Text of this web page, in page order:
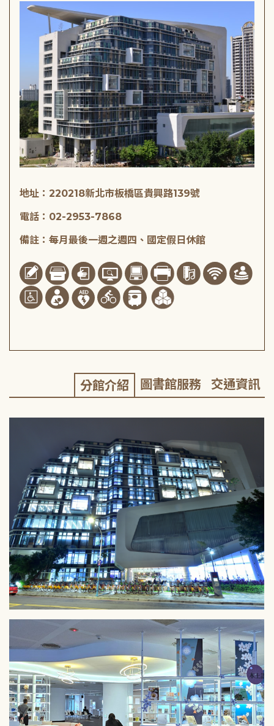
地址：220218新北市板橋區貴興路139號
電話：02-2953-7868
備註：每月最後一週之週四、國定假日休館
分館介紹 圖書館服務 交通資訊